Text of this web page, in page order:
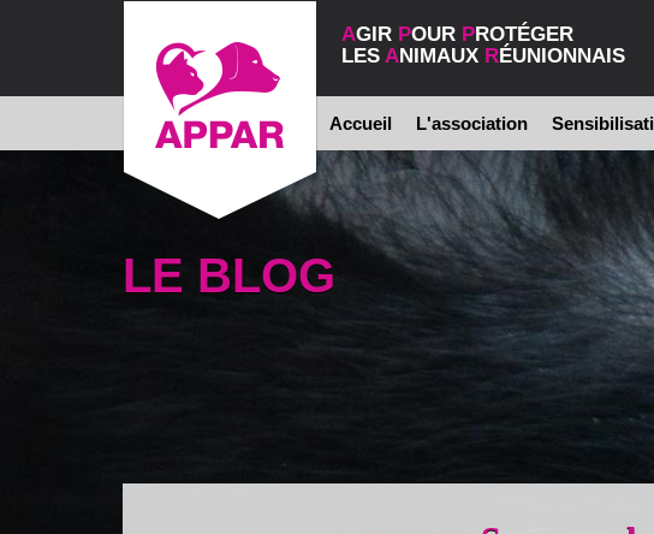
AGIR POUR PROTÉGER
LES ANIMAUX RÉUNIONNAIS
Accueil L'association
LE BLOG